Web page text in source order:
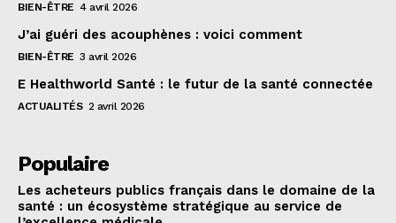
BIEN-ÊTRE 4 avril 2026
J’ai guéri des acouphènes : voici comment
BIEN-ÊTRE 3 avril 2026
E Healthworld Santé : le futur de la santé connectée
ACTUALITÉS 2 avril 2026
Populaire
Les acheteurs publics français dans le domaine de la
santé : un écosystème stratégique au service de